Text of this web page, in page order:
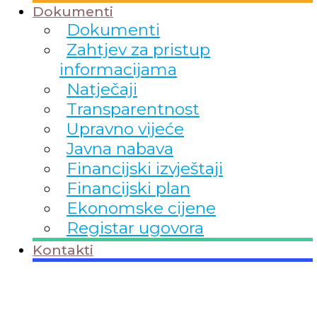
Dokumenti
Dokumenti
Zahtjev za pristup
informacijama
Natječaji
Transparentnost
Upravno vijeće
Javna nabava
Financijski izvještaji
Financijski plan
Ekonomske cijene
Registar ugovora
Kontakti